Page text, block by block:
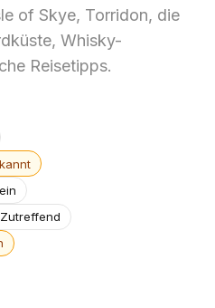
of Skye, Torridon, die
Whisky-
Reisetipps.